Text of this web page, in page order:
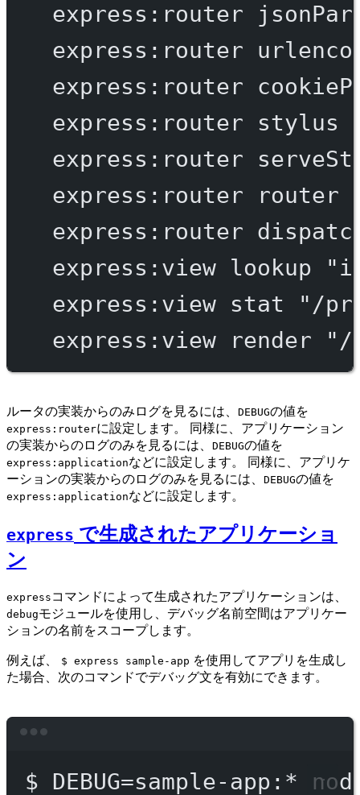
express:router
express:router
express:router
express:router
stylus
express:router
express:router
router
express:router
express:view
lookup
express:view
stat
"/
express:view
render "/
ルータの実装からのみログを見るには、 DEBUGの値を
express:routerに設定します。 同様に、アプリケーション
の実装からのログのみを見るには、 DEBUGの値を
express:applicationなどに設定します。 同様に、アプリケ
ーションの実装からのログのみを見るには、 DEBUGの値を
express:applicationなどに設定します。
express で生成されたアプリケーショ
ン
express コマンドによって生成されたアプリケーションは、
debugモジュールを使用し、デバッグ名前空間はアプリケー
ションの名前をスコープします。
例えば、 $ express sample-app を使用してアプリを生成し
た場合、次のコマンドでデバッグ文を有効にできます。
$ DEBUG=sample-app: *